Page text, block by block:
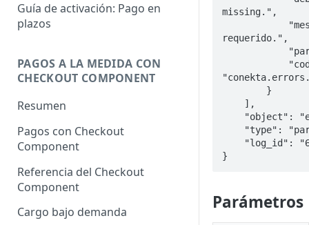
Guía de activación: Pago en
plazos
PAGOS A LA MEDIDA CON
CHECKOUT COMPONENT
Resumen
Pagos con Checkout
Component
Referencia del Checkout
Component
Cargo bajo demanda
missing.",
requerido.",
}
Parámetros